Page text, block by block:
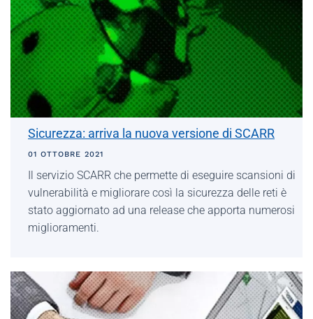
Sicurezza: arriva la nuova versione di SCARR
01 OTTOBRE 2021
Il servizio SCARR che permette di eseguire scansioni di
vulnerabilità e migliorare così la sicurezza delle reti è
stato aggiornato ad una release che apporta numerosi
miglioramenti.